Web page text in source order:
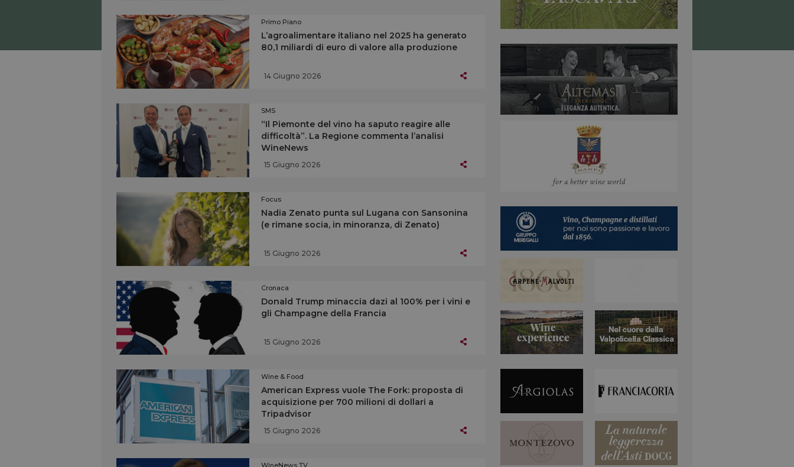
Primo Piano
L’agroalimentare italiano nel 2025 ha generato
80,1 miliardi di euro di valore alla produzione
14 Giugno 2026
SMS
“Il Piemonte del vino ha saputo reagire alle
difficoltà”. La Regione commenta l’analisi
WineNews
15 Giugno 2026
Focus
Nadia Zenato punta sul Lugana con Sansonina
(e rimane socia, in minoranza, di Zenato)
15 Giugno 2026
Cronaca
Donald Trump minaccia dazi al 100% per i vini e
gli Champagne della Francia
15 Giugno 2026
Wine & Food
American Express vuole The Fork: proposta di
acquisizione per 700 milioni di dollari a
Tripadvisor
15 Giugno 2026
WineNews TV